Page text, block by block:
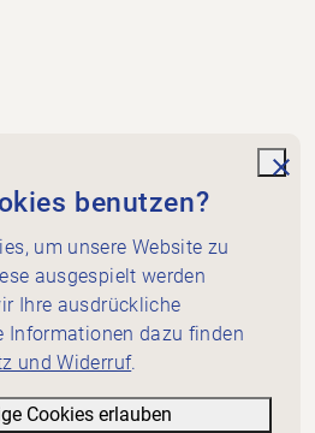
benutzen?
um unsere Website zu
ausgespielt werden
Ihre ausdrückliche
Informationen dazu finden
und Widerruf.
Cookies erlauben